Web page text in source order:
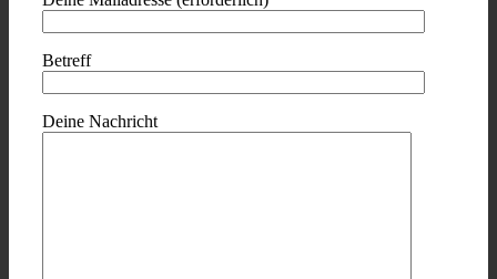
Betreff
Deine Nachricht